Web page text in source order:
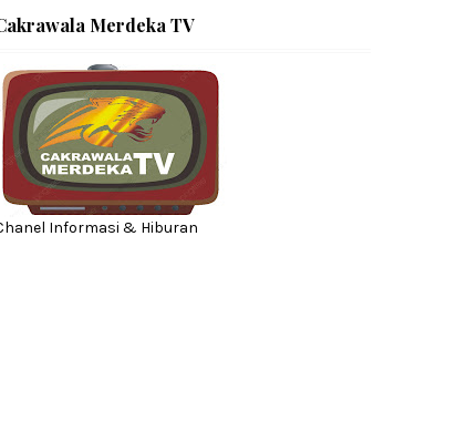
Merdeka TV
Informasi & Hiburan